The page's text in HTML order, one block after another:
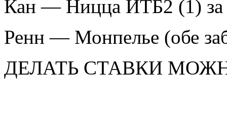
Кан — Ницца ИТБ2 (1) за
Ренн — Монпелье (обе
ДЕЛАТЬ СТАВКИ